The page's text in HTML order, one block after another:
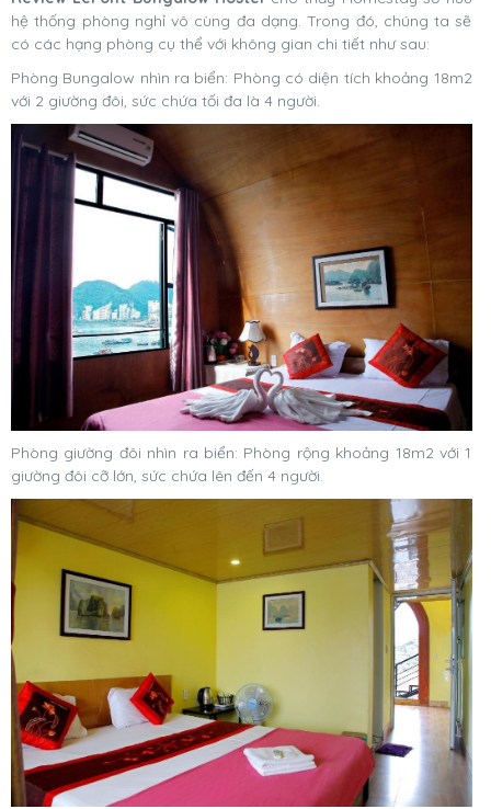
hệ thống phòng nghỉ vô cùng đa dạng. Trong đó, chúng ta sẽ
có các hạng phòng cụ thể với không gian chi tiết như sau:
Phòng Bungalow nhìn ra biển: Phòng có diện tích khoảng 18m2
với 2 giường đôi, sức chứa tối đa là 4 người.
Phòng giường đôi nhìn ra biển: Phòng rộng khoảng 18m2 với 1
giường đôi cỡ lớn, sức chứa lên đến 4 người.